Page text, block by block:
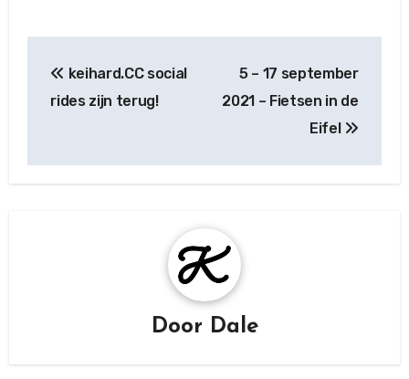
keihard.CC social
rides zijn terug!
5 – 17 september
2021 – Fietsen in de
Eifel
Door Dale